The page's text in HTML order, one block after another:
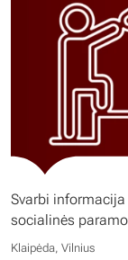
Svarbi
socialinės
Klaipėda, Vilnius